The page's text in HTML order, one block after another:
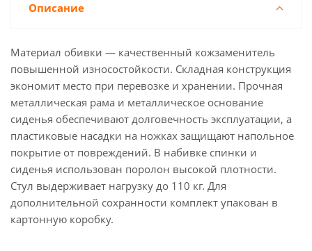
Описание
Материал обивки — качественный кожзаменитель
повышенной износостойкости. Складная конструкция
экономит место при перевозке и хранении. Прочная
металлическая рама и металлическое основание
сиденья обеспечивают долговечность эксплуатации, а
пластиковые насадки на ножках защищают напольное
покрытие от повреждений. В набивке спинки и
сиденья использован поролон высокой плотности.
Стул выдерживает нагрузку до 110 кг. Для
дополнительной сохранности комплект упакован в
картонную коробку.